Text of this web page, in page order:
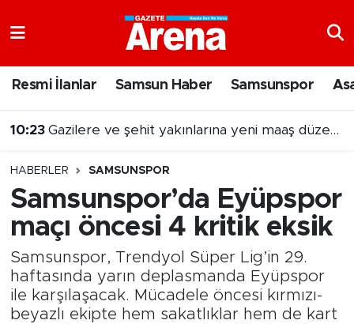
Resmi İlanlar Samsun Haber Samsunspor
10:23 Gazilere ve şehit yakınlarına yeni maaş düzenlemesi
HABERLER SAMSUNSPOR
Samsunspor’da Eyüpspor
maçı öncesi 4 kritik eksik
Samsunspor, Trendyol Süper Lig’in 29.
haftasında yarın deplasmanda Eyüpspor
ile karşılaşacak. Mücadele öncesi kırmızı-
beyazlı ekipte hem sakatlıklar hem de kart
Samsun Namaz Vakitleri
Süper Lig Puan Durumu ve Fikstür
Tüm Manşetler
Son Dakika Haberleri